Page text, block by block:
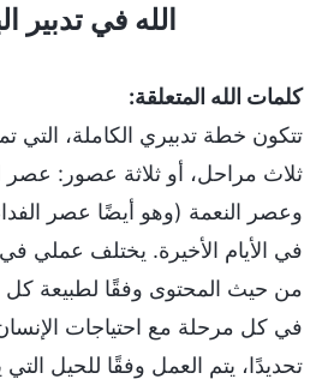
الله في تدبير
كلمات الله المتعلقة:
تتكون خطة تدبيري الكاملة، التي
ثلاث مراحل، أو ثلاثة عصور: عصر
وعصر النعمة (وهو أيضًا عصر
في الأيام الأخيرة. يختلف عملي في
من حيث المحتوى وفقًا لطبيعة كل
في كل مرحلة مع احتياجات
تحديدًا، يتم العمل وفقًا للحيل